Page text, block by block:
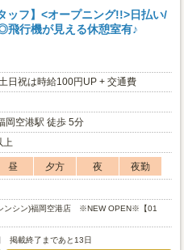
ッフ】<オープニング!!>日払い/
飛行機が見える休憩室有♪
日祝は時給100円UP + 交通費
岡空港駅 徒歩 5分
上
昼 夕方 夜
夜勤
ンシン)福岡空港店 ※NEW OPEN※【01
掲載終了まであと13日